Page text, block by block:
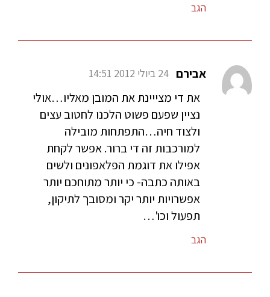
הגב
אבירם 24 ביולי 2012 14:51
את די מצייינת את המובן מאליו…אולי
נציין שפעם פשוט הלכנו לחטוב עצים
ולצוד חיה…התפתחות מובילה
למורכבות זה די ברור. אפשר לקחת
אפילו את דוגמת הפלאפונים ולשים
באותה כתבה- כי יותר מתוחכם יותר
אפשרויות יותר יקר ומסובך לתיקון,
תפעול וכו'…
הגב